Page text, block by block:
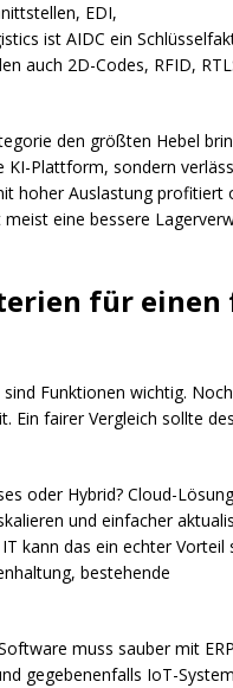
EDI,
ist AIDC ein
auch 2D-Codes, RFID,
den größten Hebel
KI-Plattform, sondern
hoher Auslastung profitiert
eine bessere
für einen
Funktionen wichtig.
Ein fairer Vergleich sollte
oder Hybrid? Cloud-
und einfacher
kann das ein echter Vorteil
bestehende
muss sauber mit
gegebenenfalls IoT-